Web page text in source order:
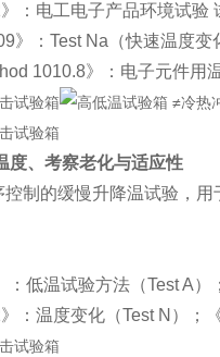
》：电工电子产品环境试验
》：Test Na（快速温度变
1010.8》：电子元件用
度、考察老化与适应性
制的缓慢升降温试验，
：低温试验方法（Test A）；
：温度变化（Test N）；